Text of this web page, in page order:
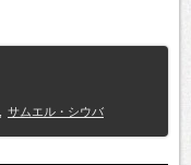
サムエル・シウバ